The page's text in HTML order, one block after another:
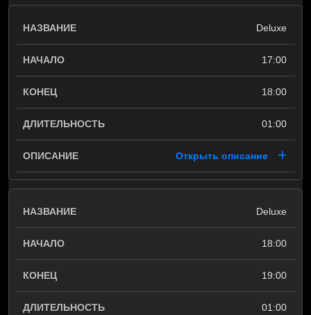
Deluxe
17:00
18:00
01:00
Открыть описание
Deluxe
18:00
19:00
01:00